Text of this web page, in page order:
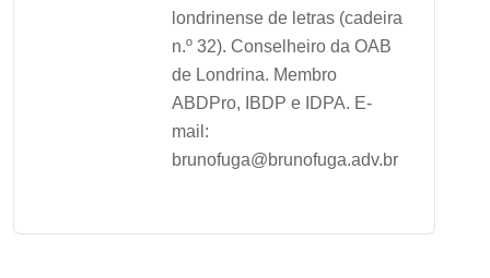
londrinense de letras (cadeira
n.º 32). Conselheiro da OAB
de Londrina. Membro
ABDPro, IBDP e IDPA. E-
mail:
brunofuga@brunofuga.adv.br